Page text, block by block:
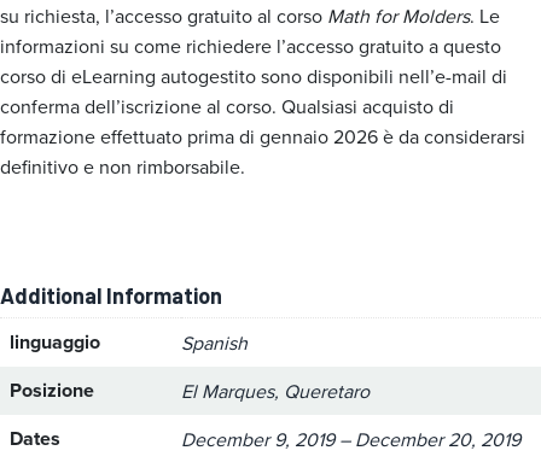
su richiesta, l’accesso gratuito al corso Math for Molders. Le
informazioni su come richiedere l’accesso gratuito a questo
corso di eLearning autogestito sono disponibili nell’e-mail di
conferma dell’iscrizione al corso. Qualsiasi acquisto di
formazione effettuato prima di gennaio 2026 è da considerarsi
definitivo e non rimborsabile.
Additional Information
linguaggio Spanish
Posizione El Marques, Queretaro
Dates December 9, 2019 – December 20, 2019